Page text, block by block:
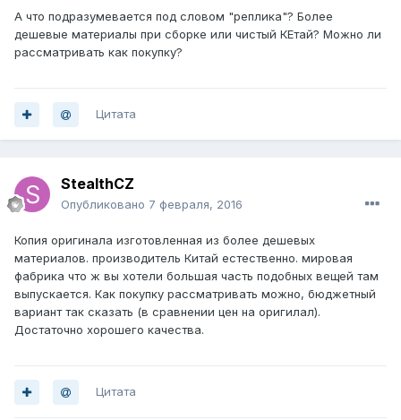
А что подразумевается под словом "реплика"? Более
дешевые материалы при сборке или чистый КЕтай? Можно ли
рассматривать как покупку?
Цитата
StealthCZ
Опубликовано 7 февраля, 2016
Копия оригинала изготовленная из более дешевых
материалов. производитель Китай естественно. мировая
фабрика что ж вы хотели большая часть подобных вещей там
выпускается. Как покупку рассматривать можно, бюджетный
вариант так сказать (в сравнении цен на оригилал).
Достаточно хорошего качества.
Цитата